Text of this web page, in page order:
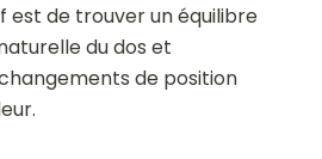
est de trouver un équilibre
du dos et
de position